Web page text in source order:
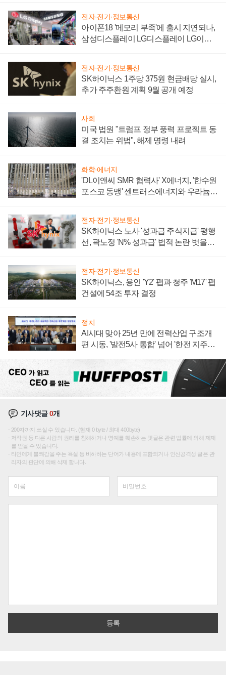
전자·전기·정보통신
아이폰18 '메모리 부족'에 출시 지연되나,
삼성디스플레이 LG디스플레이 LG이노
전자·전기·정보통신
SK하이닉스 1주당 375원 현금배당 실시,
추가 주주환원 계획 9월 공개 예정
사회
미국 법원 "트럼프 정부 풍력 프로젝트 동
결 조치는 위법", 해제 명령 내려
화학·에너지
'DL이앤씨 SMR 협력사' X에너지, '한수원
포스코 동맹' 센트러스에너지와 우라늄
전자·전기·정보통신
SK하이닉스 노사 '성과급 주식지급' 평행
선, 곽노정 'N% 성과급' 법적 논란 벗을지
전자·전기·정보통신
SK하이닉스, 용인 'Y2' 팹과 청주 'M17' 팹
건설에 54조 투자 결정
정치
AI시대 맞아 25년 만에 전력산업 구조개
편 시동, '발전5사 통합' 넘어 '한전 지주사'
기사댓글0개
200자까지 쓰실 수 있습니다. (현재 0 byte / 최대 400byte)
저작권 등 다른 사람의 권리를 침해하거나 명예를 훼손하는 댓글은 관련 법률에 의해 제재
를 받을 수 있습니다.
타인에게 불쾌감을 주는 욕설 등 비하하는 단어가 내용에 포함되거나 인신공격성 글은 관
리자의 판단에 의해 삭제 합니다.